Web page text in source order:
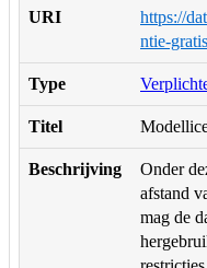
URI
https://
ntie-
Type
Titel
Beschrijving
Onder
afstand
mag de